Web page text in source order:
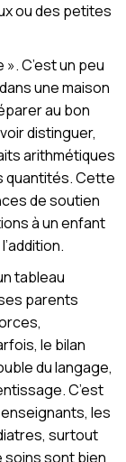
ou des petites
C’est un peu
une maison
au bon
distinguer,
arithmétiques
quantités. Cette
de soutien
à un enfant
tableau
parents
le bilan
du langage,
C’est
les
surtout
soins sont bien